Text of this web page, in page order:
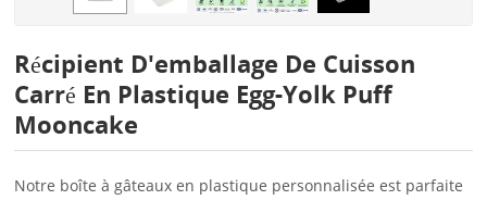
Récipient D'emballage De Cuisson
Carré En Plastique Egg-Yolk Puff
Mooncake
Notre boîte à gâteaux en plastique personnalisée est parfaite